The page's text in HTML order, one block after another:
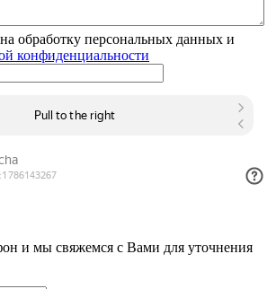
обработку персональных данных и
конфиденциальности
и мы свяжемся с Вами для уточнения